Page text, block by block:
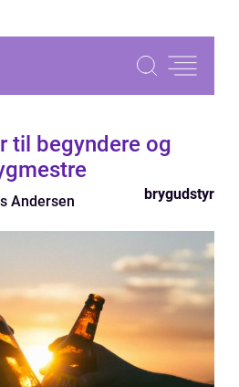
til begyndere og
Andersen brygudstyr